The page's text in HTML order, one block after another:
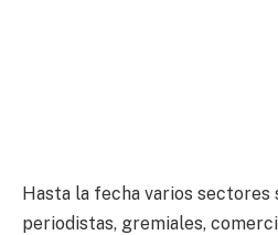
Hasta la fecha varios sectores
periodistas, gremiales,